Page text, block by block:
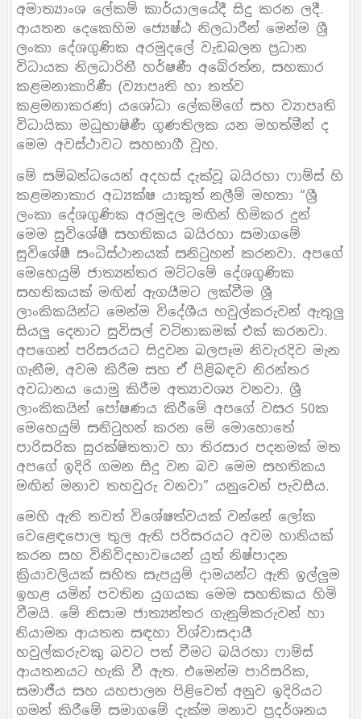
අමාත්‍යාංශ ලේකම් කාර්යාලයේදී සිදු කරන ලදී.
ආයතන දෙකෙහිම ජ්‍යෙෂ්ඨ නිලධාරීන් මෙන්ම ශ්‍රී
ලංකා දේශගුණික අරමුදලේ වැඩබලන ප්‍රධාන
විධායක නිලධාරිනී හර්ෂණී අබේරත්න, සහකාර
කළමනාකාරිණී (ව්‍යාපෘති හා තත්ව
කළමනාකරණ) යශෝධා ලේකම්ගේ සහ ව්‍යාපෘති
විධායිකා මධුභාෂිණී ගුණතිලක යන මහත්මීන් ද
මෙම අවස්ථාවට සහභාගී වූහ.
මේ සම්බන්ධයෙන් අදහස් දැක්වූ බයිරහා ෆාම්ස් හි
කළමනාකාර අධ්‍යක්ෂ යාකුත් නලීම් මහතා “ශ්‍රී
ලංකා දේශගුණික අරමුදල මඟින් හිමිකර දුන්
මෙම සුවිශේෂී සහතිකය බයිරහා සමාගමේ
සුවිශේෂී සංධිස්ථානයක් සනිටුහන් කරනවා. අපගේ
මෙහෙයුම් ජාත්‍යන්තර මට්ටමේ දේශගුණික
සහතිකයක් මඟින් ඇගයීමට ලක්වීම ශ්‍රී
ලාංකිකයින්ට මෙන්ම විදේශීය හවුල්කරුවන් ඇතුලු
සියලු දෙනාට සුවිසල් වටිනාකමක් එක් කරනවා.
අපගෙන් පරිසරයට සිදුවන බලපෑම නිවැරදිව මැන
ගැනීම, අවම කිරීම සහ ඒ පිළිබඳව නිරන්තර
අවධානය යොමු කිරීම අත්‍යාවශ්‍ය වනවා. ශ්‍රී
ලාංකිකයින් පෝෂණය කිරීමේ අපගේ වසර 50ක
මෙහෙයුම් සනිටුහන් කරන මේ මොහොතේ
පාරිසරික සුරක්ෂිතතාව හා තිරසාර පදනමක් මත
අපගේ ඉදිරි ගමන සිදු වන බව මෙම සහතිකය
මඟින් මනාව තහවුරු වනවා” යනුවෙන් පැවසීය.
මෙහි ඇති තවත් විශේෂත්වයක් වන්නේ ලෝක
වෙළෙඳපොල තුල ඇති පරිසරයට අවම හානියක්
කරන සහ විනිවිදභාවයෙන් යුත් නිෂ්පාදන
ක්‍රියාවලියක් සහිත සැපයුම් දාමයන්ට ඇති ඉල්ලුම
ඉහළ යමින් පවතින යුගයක මෙම සහතිකය හිමි
වීමයි. මේ නිසාම ජාත්‍යන්තර ගැනුම්කරුවන් හා
නියාමන ආයතන සඳහා විශ්වාසදායී
හවුල්කරුවකු බවට පත් වීමට බයිරහා ෆාම්ස්
ආයතනයට හැකි වී ඇත. එමෙන්ම පාරිසරික,
සමාජීය සහ යහපාලන පිළිවෙත් අනුව ඉදිරියට
ගමන් කිරීමේ සමාගමේ දැක්ම මනාව ප්‍රදර්ශනය